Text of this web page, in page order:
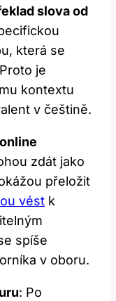
slova od
která se
je
kontextu
v češtině.
zdát jako
přeložit
vést k
spíše
v oboru.
: Po